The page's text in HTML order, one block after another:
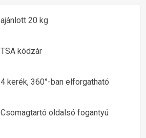
ajánlott 20 kg
TSA kódzár
4 kerék, 360°-ban elforgatható
Csomagtartó oldalsó fogantyú